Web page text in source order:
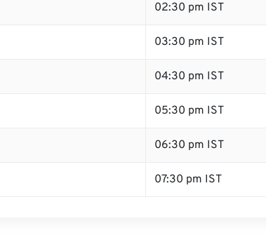
02:30 pm IST
03:30 pm IST
04:30 pm IST
05:30 pm IST
06:30 pm IST
07:30 pm IST